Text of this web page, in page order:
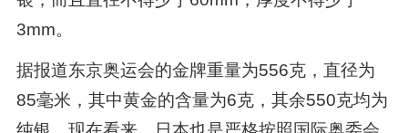
3mm。
据报道东京奥运会的金牌重量为556克，直径为
85毫米，其中黄金的含量为6克，其余550克均为